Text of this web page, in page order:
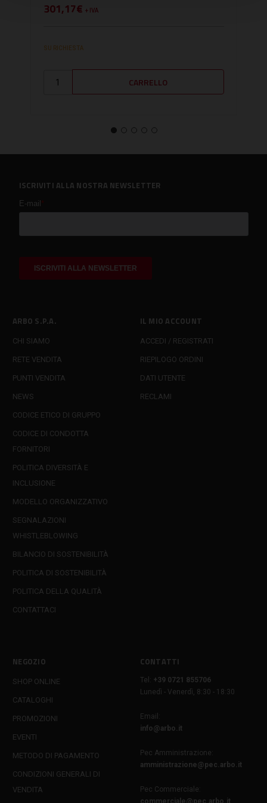
301,17€ + IVA
SU RICHIESTA
ARBO S.P.A.
CHI SIAMO
RETE VENDITA
PUNTI VENDITA
NEWS
CODICE ETICO DI GRUPPO
CODICE DI CONDOTTA
FORNITORI
POLITICA DIVERSITÀ E
INCLUSIONE
MODELLO ORGANIZZATIVO
SEGNALAZIONI
WHISTLEBLOWING
BILANCIO DI SOSTENIBILITÀ
POLITICA DI SOSTENIBILITÀ
POLITICA DELLA QUALITÀ
CONTATTACI
IL MIO ACCOUNT
ACCEDI / REGISTRATI
RIEPILOGO ORDINI
DATI UTENTE
RECLAMI
NEGOZIO
SHOP ONLINE
CATALOGHI
PROMOZIONI
EVENTI
METODO DI PAGAMENTO
CONDIZIONI GENERALI DI
VENDITA
CONTATTI
Tel:
+39 0721 855706
Lunedì - Venerdì, 8:30 - 18:30
Email:
info@arbo.it
Pec Amministrazione:
amministrazione@pec.arbo.it
Pec Commerciale:
commerciale@pec.arbo.it
ISCRIVITI ALLA NOSTRA NEWSLETTER